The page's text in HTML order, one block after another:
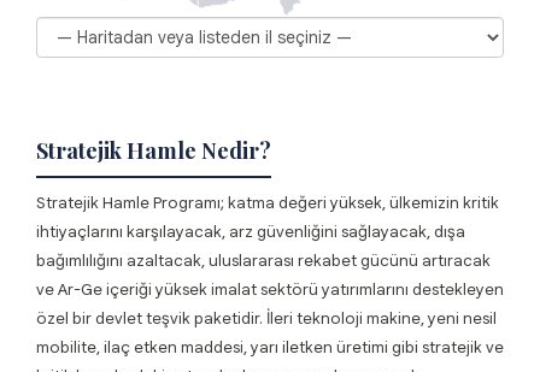
Stratejik Hamle Nedir?
Stratejik Hamle Programı; katma değeri yüksek, ülkemizin kritik
ihtiyaçlarını karşılayacak, arz güvenliğini sağlayacak, dışa
bağımlılığını azaltacak, uluslararası rekabet gücünü artıracak
ve Ar-Ge içeriği yüksek imalat sektörü yatırımlarını destekleyen
özel bir devlet teşvik paketidir. İleri teknoloji makine, yeni nesil
mobilite, ilaç etken maddesi, yarı iletken üretimi gibi stratejik ve